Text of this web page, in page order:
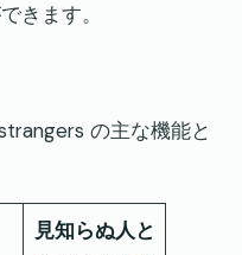
きます。
の主な機能と
見知らぬ人と